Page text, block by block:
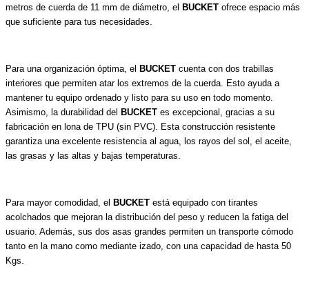
metros de cuerda de 11 mm de diámetro, el BUCKET ofrece espacio más
que suficiente para tus necesidades.
Para una organización óptima, el BUCKET cuenta con dos trabillas
interiores que permiten atar los extremos de la cuerda. Esto ayuda a
mantener tu equipo ordenado y listo para su uso en todo momento.
Asimismo, la durabilidad del BUCKET es excepcional, gracias a su
fabricación en lona de TPU (sin PVC). Esta construcción resistente
garantiza una excelente resistencia al agua, los rayos del sol, el aceite,
las grasas y las altas y bajas temperaturas.
Para mayor comodidad, el BUCKET está equipado con tirantes
acolchados que mejoran la distribución del peso y reducen la fatiga del
usuario. Además, sus dos asas grandes permiten un transporte cómodo
tanto en la mano como mediante izado, con una capacidad de hasta 50
Kgs.